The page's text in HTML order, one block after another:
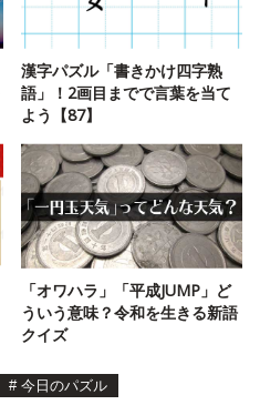
漢字パズル「書きかけ四字熟
語」！2画目までで言葉を当て
よう【87】
「オワハラ」「平成JUMP」ど
ういう意味？令和を生きる新語
クイズ
# 今日のパズル